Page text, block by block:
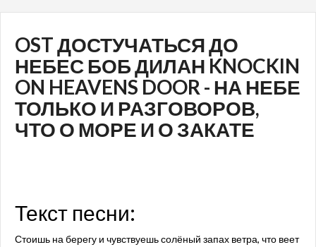
OST ДОСТУЧАТЬСЯ ДО
НЕБЕС БОБ ДИЛАН KNOCKIN
ON HEAVENS DOOR - НА НЕБЕ
ТОЛЬКО И РАЗГОВОРОВ,
ЧТО О МОРЕ И О ЗАКАТЕ
Текст песни:
Стоишь на берегу и чувствуешь солёный запах ветра, что веет